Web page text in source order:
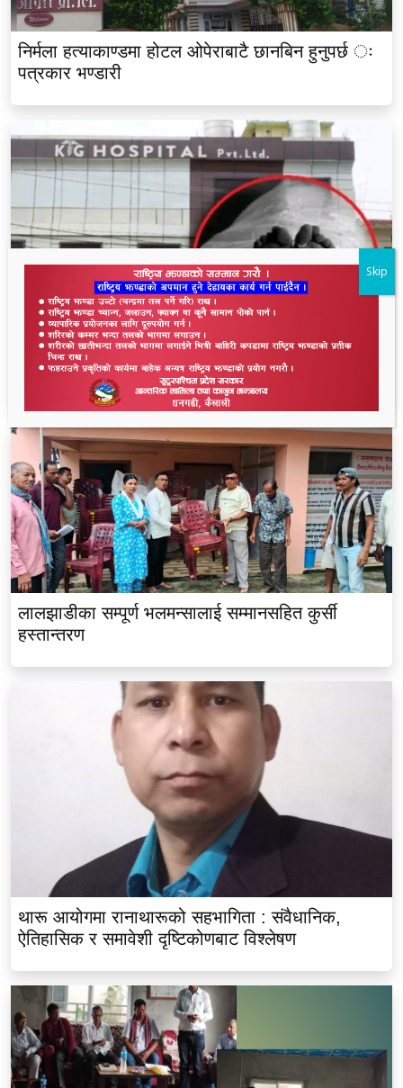
निर्मला हत्याकाण्डमा होटल ओपेराबाटै छानबिन हुनुपर्छ ः
पत्रकार भण्डारी
धनगढीको के जी अस्पतालमा मृत्यु प्रकरण: २२ लाखमा
केस रफादफा
लालझाडीका सम्पूर्ण भलमन्सालाई सम्मानसहित कुर्सी
हस्तान्तरण
थारू आयोगमा रानाथारूको सहभागिता : संवैधानिक,
ऐतिहासिक र समावेशी दृष्टिकोणबाट विश्लेषण
Skip